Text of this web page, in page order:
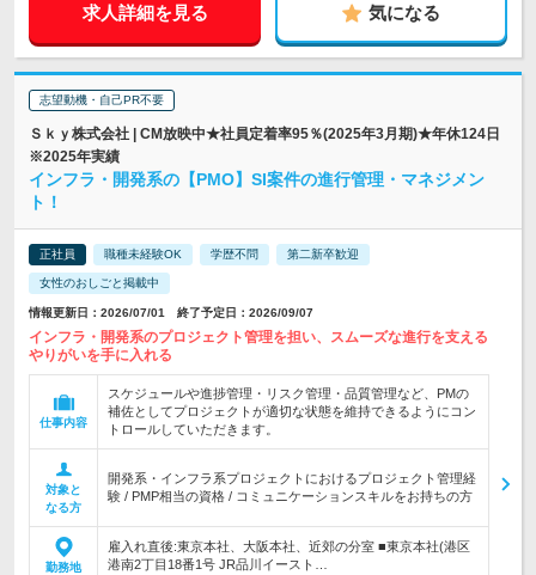
求人詳細を見る 気になる
志望動機・自己PR不要
Ｓｋｙ株式会社 | CM放映中★社員定着率95％(2025年3月期)★年休124日
※2025年実績
インフラ・開発系の【PMO】SI案件の進行管理・マネジメン
ト！
正社員 職種未経験OK 学歴不問 第二新卒歓迎
女性のおしごと掲載中
情報更新日：2026/07/01 終了予定日：2026/09/07
インフラ・開発系のプロジェクト管理を担い、スムーズな進行を支える
やりがいを手に入れる
仕事内容
スケジュールや進捗管理・リスク管理・品質管理など、PMの
補佐としてプロジェクトが適切な状態を維持できるようにコン
トロールしていただきます。
対象と
なる方
開発系・インフラ系プロジェクトにおけるプロジェクト管理経
験 / PMP相当の資格 / コミュニケーションスキルをお持ちの方
勤務地
雇入れ直後:東京本社、大阪本社、近郊の分室 ■東京本社(港区
港南2丁目18番1号 JR品川イースト…